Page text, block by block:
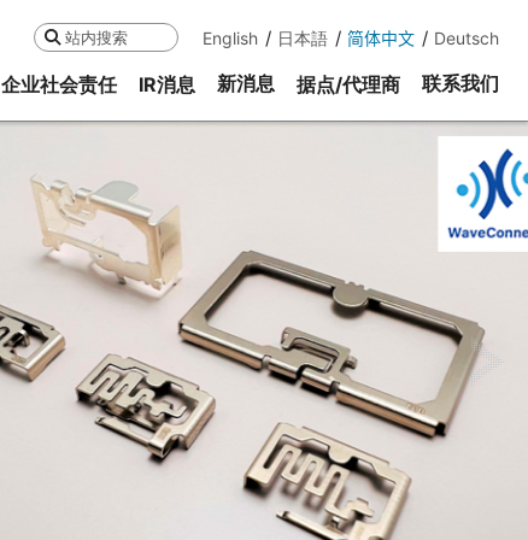
搜索 English 日本語 简体中文 Deutsch
企业社会责任 IR消息 新消息 据点/代理商 联系我们